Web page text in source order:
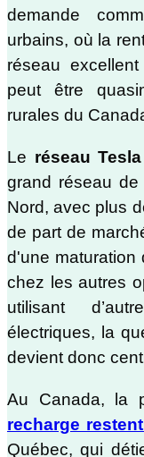
demande
urbains, où la
réseau
peut être
rurales du
Le réseau Tesla
grand réseau
Nord, avec plus
de part de
d'une maturation
chez les autres
utilisant
électriques, la
devient donc
Au Canada, la
recharge
Québec, qui